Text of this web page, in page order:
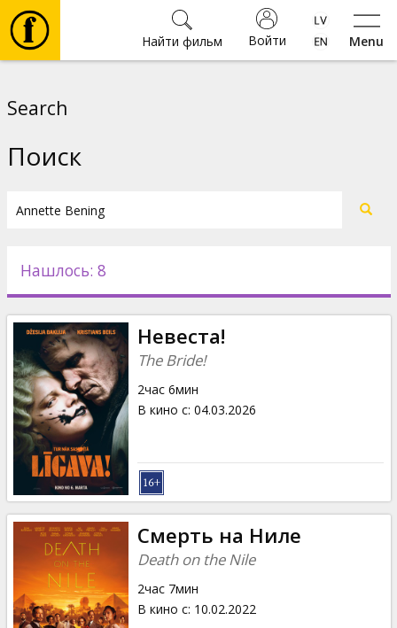
Menu
Войти
Найти фильм
Новости
Подарки
Кинозакуски
B2B
Клуб
Search
Поиск
Нашлось: 8
Невеста!
The Bride!
2час 6мин
В кино с: 04.03.2026
Смерть на Ниле
Death on the Nile
2час 7мин
В кино с: 10.02.2022